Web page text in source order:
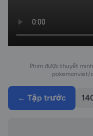
Phim được thuyết
pokemonviet/
← Tập trước